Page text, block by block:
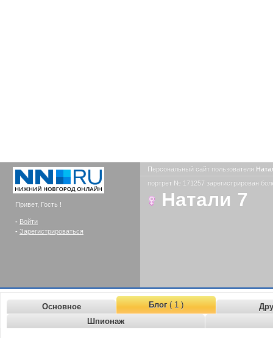
Привет, Гость !
- Войти
- Зарегистрироваться
Персональный сайт пользователя
портрет № 171257 зарегистрирован
Натали 7
Основное Блог( 1 )
Шпионаж